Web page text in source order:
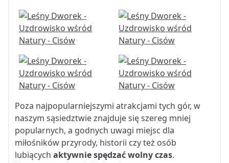
Poza najpopularniejszymi atrakcjami tych gór, w
naszym sąsiedztwie znajduje się szereg mniej
popularnych, a godnych uwagi miejsc dla
miłośników przyrody, historii czy też osób
lubiących aktywnie spędzać wolny czas.